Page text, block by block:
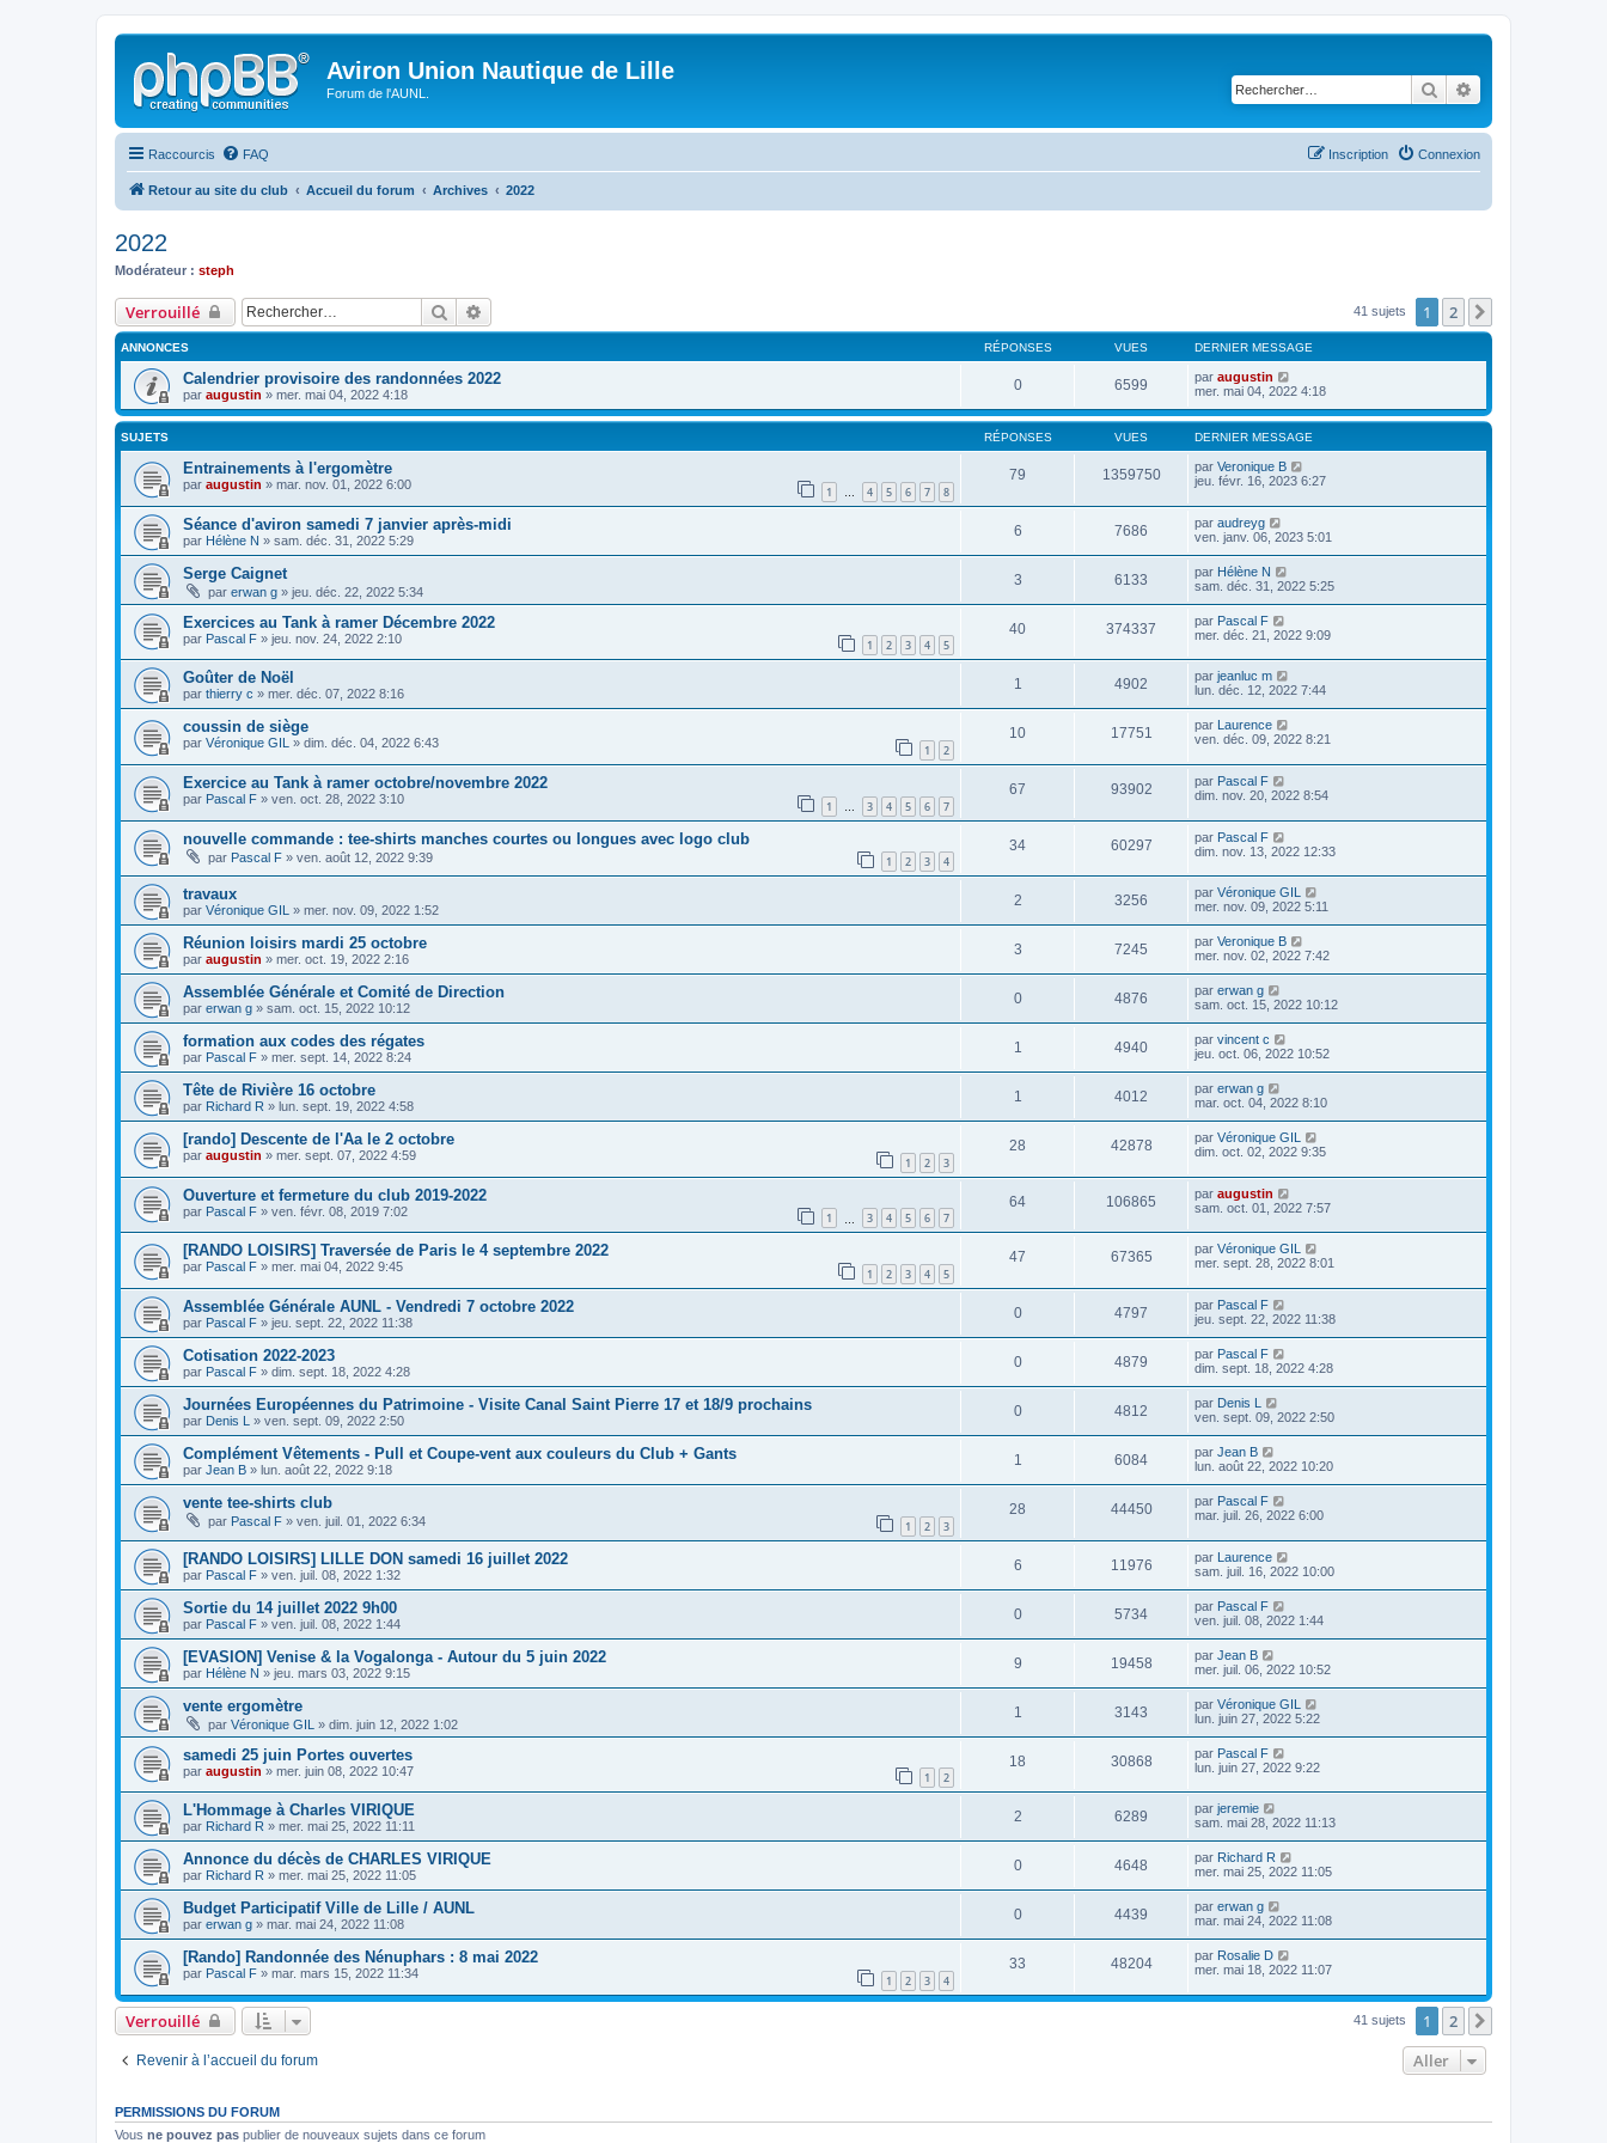
Aviron Union Nautique de Lille
Forum de l'AUNL. Rechercher
Raccourcis FAQ Connexion
Inscription
Retour au site du club Accueil du forum Archives 2022
2022
Modérateur : steph
Verrouillé Rechercher 41 sujets 1 2
ANNONCES RÉPONSES VUES DERNIER MESSAGE
Calendrier provisoire des randonnées 2022
par augustin » mer. mai 04, 2022 4:18
0 6599 par augustin
mer. mai 04, 2022 4:18
SUJETS RÉPONSES VUES DERNIER MESSAGE
Entrainements à l'ergomètre
par augustin » mar. nov. 01, 2022 6:00 1 … 4 5 6 7 8
79 1359750 par Veronique B
jeu. févr. 16, 2023 6:27
Séance d'aviron samedi 7 janvier après-midi
par Hélène N » sam. déc. 31, 2022 5:29
6 7686 par audreyg
ven. janv. 06, 2023 5:01
Serge Caignet
par erwan g » jeu. déc. 22, 2022 5:34
3 6133 par Hélène N
sam. déc. 31, 2022 5:25
Exercices au Tank à ramer Décembre 2022
par Pascal F » jeu. nov. 24, 2022 2:10 1 2 3 4 5
40 374337 par Pascal F
mer. déc. 21, 2022 9:09
Goûter de Noël
par thierry c » mer. déc. 07, 2022 8:16
1 4902 par jeanluc m
lun. déc. 12, 2022 7:44
coussin de siège
par Véronique GIL » dim. déc. 04, 2022 6:43 1 2
10 17751 par
Laurence
ven. déc. 09, 2022 8:21
Exercice au Tank à ramer octobre/novembre 2022
par Pascal F » ven. oct. 28, 2022 3:10 1 … 3 4 5 6 7
67 93902 par Pascal F
dim. nov. 20, 2022 8:54
nouvelle commande : tee-shirts manches courtes ou longues avec logo club
par Pascal F » ven. août 12, 2022 9:39 1 2 3 4
34 60297 par Pascal F
dim. nov. 13, 2022 12:33
travaux
par Véronique GIL » mer. nov. 09, 2022 1:52
2 3256 par Véronique GIL
mer. nov. 09, 2022 5:11
Réunion loisirs mardi 25 octobre
par augustin » mer. oct. 19, 2022 2:16
3 7245 par Veronique B
mer. nov. 02, 2022 7:42
Assemblée Générale et Comité de Direction
par erwan g » sam. oct. 15, 2022 10:12
0 4876 par erwan g
sam. oct. 15, 2022 10:12
formation aux codes des régates
par Pascal F » mer. sept. 14, 2022 8:24
1 4940 par vincent c
jeu. oct. 06, 2022 10:52
Tête de Rivière 16 octobre
par Richard R » lun. sept. 19, 2022 4:58
1 4012 par erwan g
mar. oct. 04, 2022 8:10
[rando] Descente de l'Aa le 2 octobre
par augustin » mer. sept. 07, 2022 4:59 1 2 3
28 42878 par Véronique GIL
dim. oct. 02, 2022 9:35
Ouverture et fermeture du club 2019-2022
par Pascal F » ven. févr. 08, 2019 7:02 1 3 4 5 6 7
64 106865 par augustin
sam. oct. 01, 2022 7:57
[RANDO LOISIRS] Traversée de Paris le 4 septembre 2022
par Pascal F » mer. mai 04, 2022 9:45 1 2 3 4 5
47 67365 par Véronique GIL
mer. sept. 28, 2022 8:01
Assemblée Générale AUNL - Vendredi 7 octobre 2022
par Pascal F » jeu. sept. 22, 2022 11:38
0 4797 par Pascal F
jeu. sept. 22, 2022 11:38
Cotisation 2022-2023
par Pascal F » dim. sept. 18, 2022 4:28
0 4879 par Pascal F
dim. sept. 18, 2022 4:28
Journées Européennes du Patrimoine - Visite Canal Saint Pierre 17 et 18/9 prochains
par Denis L » ven. sept. 09, 2022 2:50
0 4812 par Denis L
ven. sept. 09, 2022 2:50
Complément Vêtements - Pull et Coupe-vent aux couleurs du Club + Gants
par Jean B » lun. août 22, 2022 9:18
1 6084 par Jean B
lun. août 22, 2022 10:20
vente tee-shirts club
par Pascal F » ven. juil. 01, 2022 6:34 1 2 3
28 44450 par Pascal F
mar. juil. 26, 2022 6:00
[RANDO LOISIRS] LILLE DON samedi 16 juillet 2022
par Pascal F » ven. juil. 08, 2022 1:32
6 11976 par Laurence
sam. juil. 16, 2022 10:00
Sortie du 14 juillet 2022 9h00
par Pascal F » ven. juil. 08, 2022 1:44
0 5734 par Pascal F
ven. juil. 08, 2022 1:44
[EVASION] Venise & la Vogalonga - Autour du 5 juin 2022
par Hélène N » jeu. mars 03, 2022 9:15
9 19458 par Jean B
mer. juil. 06, 2022 10:52
vente ergomètre
par Véronique GIL » dim. juin 12, 2022 1:02
1 3143 par Véronique GIL
lun. juin 27, 2022 5:22
samedi 25 juin Portes ouvertes
par augustin » mer. juin 08, 2022 10:47 1 2
18 30868 par Pascal F
lun. juin 27, 2022 9:22
L'Hommage à Charles VIRIQUE
par Richard R » mer. mai 25, 2022 11:11
2 6289 par jeremie
sam. mai 28, 2022 11:13
Annonce du décès de CHARLES VIRIQUE
par Richard R » mer. mai 25, 2022 11:05
0 4648 par Richard R
mer. mai 25, 2022 11:05
Budget Participatif Ville de Lille / AUNL
par erwan g » mar. mai 24, 2022 11:08
0 4439 par erwan g
mar. mai 24, 2022 11:08
[Rando] Randonnée des Nénuphars : 8 mai 2022
par Pascal F » mar. mars 15, 2022 11:34 1 2 3 4
33 48204 par Rosalie D
mer. mai 18, 2022 11:07
Verrouillé 41 sujets 1 2
Revenir à l’accueil du forum Aller
PERMISSIONS DU FORUM
Vous ne pouvez pas publier de nouveaux sujets dans ce forum